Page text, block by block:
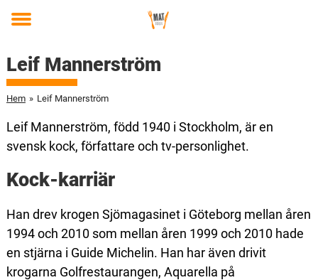
Toggle
Leif Mannerström
Hem » Leif Mannerström
Leif Mannerström, född 1940 i Stockholm, är en
svensk kock, författare och tv-personlighet.
Kock-karriär
Han drev krogen Sjömagasinet i Göteborg mellan åren
1994 och 2010 som mellan åren 1999 och 2010 hade
en stjärna i Guide Michelin. Han har även drivit
krogarna Golfrestaurangen, Aquarella på